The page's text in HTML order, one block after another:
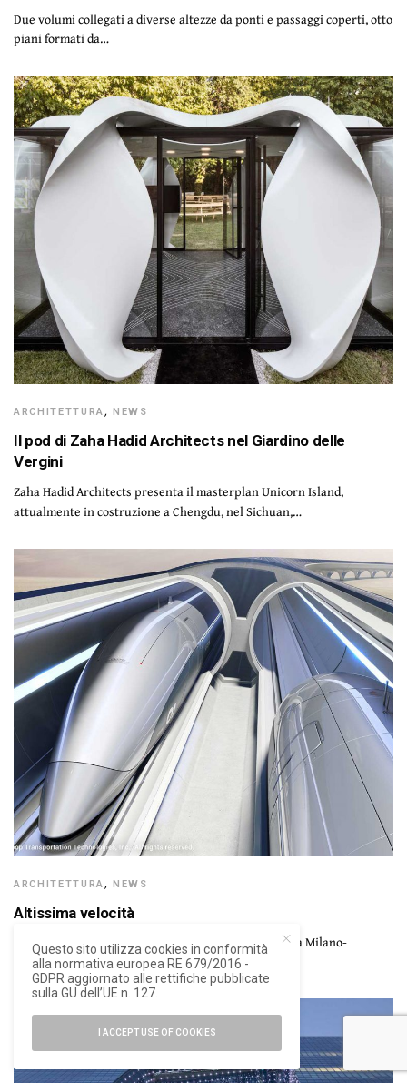
Due volumi collegati a diverse altezze da ponti e passaggi coperti, otto
piani formati da…
ARCHITETTURA ,NEWS
Il pod di Zaha Hadid Architects nel Giardino delle
Vergini
Zaha Hadid Architects presenta il masterplan Unicorn Island,
attualmente in costruzione a Chengdu, nel Sichuan,…
ARCHITETTURA, NEWS
Altissima velocità
La prima linea supersonica potrebbe coprire la tratta Milano-
Malpensa, con navette che viaggiano a 1.000…
Questo sito utilizza cookies in conformità
alla normativa europea RE 679/2016 -
GDPR aggiornato alle rettifiche pubblicate
sulla GU dell’UE n. 127.
I ACCEPT USE OF COOKIES